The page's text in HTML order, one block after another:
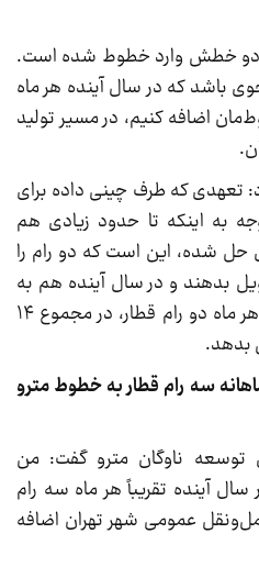
دو خطش وارد خطوط شده است.
باشد که در سال آینده هر ماه
اضافه کنیم، در مسیر تولید
تعهدی که طرف چینی داده برای
به اینکه تا حدود زیادی هم
حل شده، این است که دو رام را
بدهند و در سال آینده هم به
این نقطه برسیم که تقریباً در هر ماه دو رام قطار، در مجموع ۱۴
بدهد.
سه رام قطار به خطوط مترو
توسعه ناوگان مترو گفت: من
آینده تقریباً هر ماه سه رام
عمومی شهر تهران اضافه